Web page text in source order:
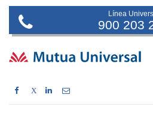
Línea
900 203
X